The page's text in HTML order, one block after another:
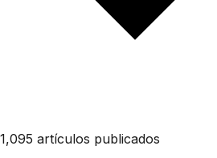
1,095 artículos publicados